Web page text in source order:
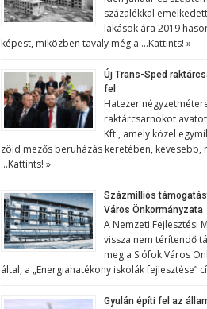
százalékkal
lakások ára 2019
képest, miközben tavaly még a …Kattints! »
Új Trans-Sped
fel
Hatezer
raktárcsarnokot
Kft., amely közel
zöld mezős beruházás keretében, kevesebb,
…Kattints! »
Százmilliós
Város Önkormányzata
A Nemzeti Fejlesztési
vissza nem térítendő
meg a Siófok Város
által, a „Energiahatékony iskolák fejlesztése”
Gyulán építi fel az